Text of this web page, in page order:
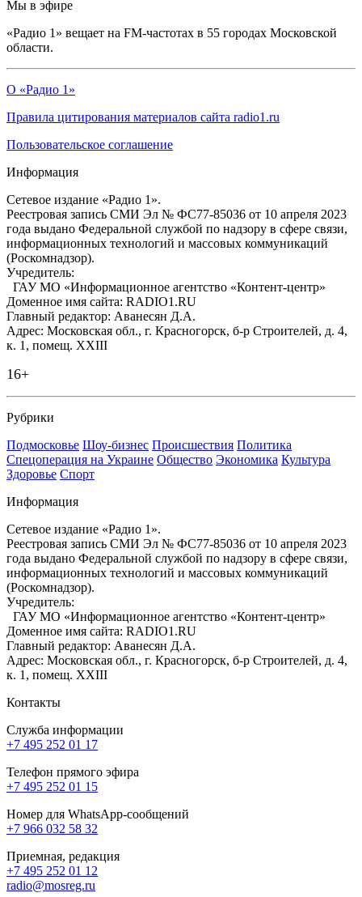
Мы в эфире
«Радио 1» вещает на FM-частотах в 55 городах Московской
области.
О «Радио 1»
Правила цитирования материалов сайта radio1.ru
Пользовательское соглашение
Информация
Сетевое издание «Радио 1».
Реестровая запись СМИ Эл № ФС77-85036 от 10 апреля 2023
года выдано Федеральной службой по надзору в сфере связи,
информационных технологий и массовых коммуникаций
(Роскомнадзор).
Учредитель:
ГАУ МО «Информационное агентство «Контент-центр»
Доменное имя сайта: RADIO1.RU
Главный редактор: Аванесян Д.А.
Адрес: Московская обл., г. Красногорск, б-р Строителей, д. 4,
к. 1, помещ. XXIII
16+
Рубрики
Подмосковье Шоу-бизнес Происшествия Политика
Спецоперация на Украине Общество Экономика Культура
Здоровье Спорт
Информация
Сетевое издание «Радио 1».
Реестровая запись СМИ Эл № ФС77-85036 от 10 апреля 2023
года выдано Федеральной службой по надзору в сфере связи,
информационных технологий и массовых коммуникаций
(Роскомнадзор).
Учредитель:
ГАУ МО «Информационное агентство «Контент-центр»
Доменное имя сайта: RADIO1.RU
Главный редактор: Аванесян Д.А.
Адрес: Московская обл., г. Красногорск, б-р Строителей, д. 4,
к. 1, помещ. XXIII
Контакты
Служба информации
+7 495 252 01 17
Телефон прямого эфира
+7 495 252 01 15
Номер для WhatsApp-сообщений
+7 966 032 58 32
Приемная, редакция
+7 495 252 01 12
radio@mosreg.ru